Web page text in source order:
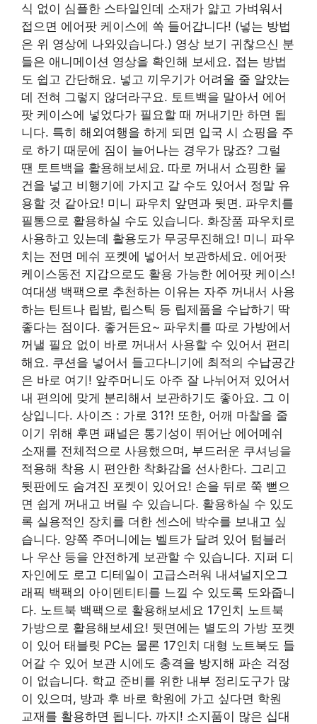
식 없이 심플한 스타일인데 소재가 얇고 가벼워서
접으면 에어팟 케이스에 쏙 들어갑니다! (넣는 방법
은 위 영상에 나와있습니다.) 영상 보기 귀찮으신 분
들은 애니메이션 영상을 확인해 보세요. 접는 방법
도 쉽고 간단해요. 넣고 끼우기가 어려울 줄 알았는
데 전혀 그렇지 않더라구요. 토트백을 말아서 에어
팟 케이스에 넣었다가 필요할 때 꺼내기만 하면 됩
니다. 특히 해외여행을 하게 되면 입국 시 쇼핑을 주
로 하기 때문에 짐이 늘어나는 경우가 많죠? 그럴
땐 토트백을 활용해보세요. 따로 꺼내서 쇼핑한 물
건을 넣고 비행기에 가지고 갈 수도 있어서 정말 유
용할 것 같아요! 미니 파우치 앞면과 뒷면. 파우치를
필통으로 활용하실 수도 있습니다. 화장품 파우치로
사용하고 있는데 활용도가 무궁무진해요! 미니 파우
치는 전면 메쉬 포켓에 넣어서 보관하세요. 에어팟
케이스동전 지갑으로도 활용 가능한 에어팟 케이스!
여대생 백팩으로 추천하는 이유는 자주 꺼내서 사용
하는 틴트나 립밤, 립스틱 등 립제품을 수납하기 딱
좋다는 점이다. 좋거든요~ 파우치를 따로 가방에서
꺼낼 필요 없이 바로 꺼내서 사용할 수 있어서 편리
해요. 쿠션을 넣어서 들고다니기에 최적의 수납공간
은 바로 여기! 앞주머니도 아주 잘 나뉘어져 있어서
내 편의에 맞게 분리해서 보관하기도 좋아요. 그 이
상입니다. 사이즈 : 가로 31?! 또한, 어깨 마찰을 줄
이기 위해 후면 패널은 통기성이 뛰어난 에어메쉬
소재를 전체적으로 사용했으며, 부드러운 쿠셔닝을
적용해 착용 시 편안한 착화감을 선사한다. 그리고
뒷판에도 숨겨진 포켓이 있어요! 손을 뒤로 쭉 뻗으
면 쉽게 꺼내고 버릴 수 있습니다. 활용하실 수 있도
록 실용적인 장치를 더한 센스에 박수를 보내고 싶
습니다. 양쪽 주머니에는 벨트가 달려 있어 텀블러
나 우산 등을 안전하게 보관할 수 있습니다. 지퍼 디
자인에도 로고 디테일이 고급스러워 내셔널지오그
래픽 백팩의 아이덴티티를 느낄 수 있도록 도와줍니
다. 노트북 백팩으로 활용해보세요 17인치 노트북
가방으로 활용해보세요! 뒷면에는 별도의 가방 포켓
이 있어 태블릿 PC는 물론 17인치 대형 노트북도 들
어갈 수 있어 보관 시에도 충격을 방지해 파손 걱정
이 없습니다. 학교 준비를 위한 내부 정리도구가 많
이 있으며, 방과 후 바로 학원에 가고 싶다면 학원
교재를 활용하면 됩니다. 까지! 소지품이 많은 십대